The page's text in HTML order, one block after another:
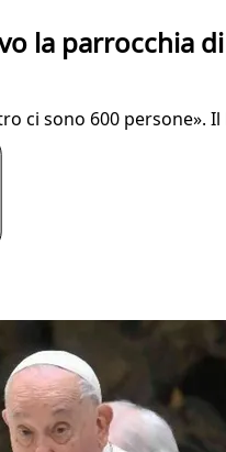
la parrocchia di
ci sono 600 persone».